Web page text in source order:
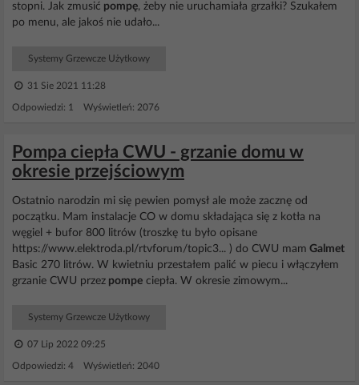
stopni. Jak zmusić pompę, żeby nie uruchamiała grzałki? Szukałem
po menu, ale jakoś nie udało...
Systemy Grzewcze Użytkowy
31 Sie 2021 11:28
Odpowiedzi: 1 Wyświetleń: 2076
Pompa ciepła CWU - grzanie domu w
okresie przejściowym
Ostatnio narodzin mi się pewien pomysł ale może zacznę od
początku. Mam instalacje CO w domu składająca się z kotła na
węgiel + bufor 800 litrów (troszkę tu było opisane
https://www.elektroda.pl/rtvforum/topic3... ) do CWU mam Galmet
Basic 270 litrów. W kwietniu przestałem palić w piecu i włączyłem
grzanie CWU przez pompe ciepła. W okresie zimowym...
Systemy Grzewcze Użytkowy
07 Lip 2022 09:25
Odpowiedzi: 4 Wyświetleń: 2040